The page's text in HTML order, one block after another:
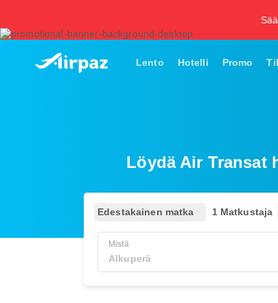
Lento Hotelli Promo
Löydä Air Transat
Edestakainen matka 1 Matkustaja
Mistä